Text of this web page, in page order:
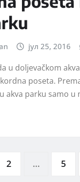
јул 25, 2016
u doljevačkom
poseta.
akva parku samo u
2 … 5